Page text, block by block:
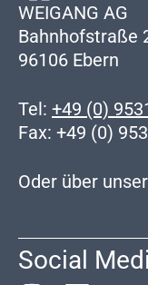
WEIGANG AG
Bahnhofstraße
96106 Ebern
Tel: +49 (0)
Fax: +49 (0)
Oder über unser
Social